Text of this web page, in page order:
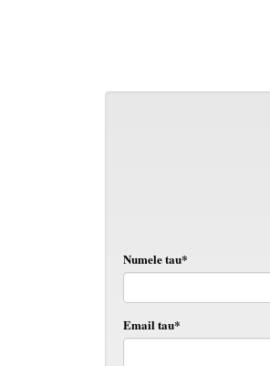
Numele tau*
Email tau*